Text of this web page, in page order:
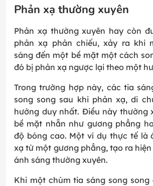
Phản xạ thường xuyên
Phản xạ thường xuyên hay còn
phản xạ phản chiếu, xảy ra khi
sáng đến một bề mặt một cách
đó bị phản xạ ngược lại theo một
Trong trường hợp này, các tia
song song sau khi phản xạ, di
hướng duy nhất. Điều này thường
bề mặt nhẵn như gương phẳng
độ bóng cao. Một ví dụ thực tế là
xạ từ một gương phẳng, tạo ra
ánh sáng thường xuyên.
Khi một chùm tia sáng song song